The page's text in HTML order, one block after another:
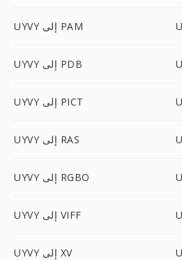
UYVY إلى PAM
UYVY إلى PDB
UYVY إلى PICT
UYVY إلى RAS
UYVY إلى RGBO
UYVY إلى VIFF
UYVY إلى XV